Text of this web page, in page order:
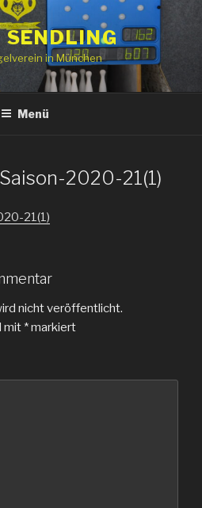
SENDLING
in München
Menü
2020-21(1)
21(1)
nicht veröffentlicht.
mit *markiert